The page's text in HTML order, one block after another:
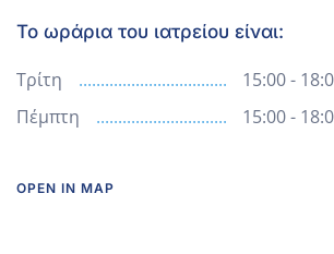
Το ωράρια του ιατρείου είναι:
Τρίτη
15:00 -
Πέμπτη
15:00 -
OPEN IN MAP